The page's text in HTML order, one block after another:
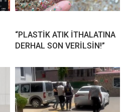
“PLASTİK ATIK İTHALATINA
DERHAL SON VERİLSİN!”